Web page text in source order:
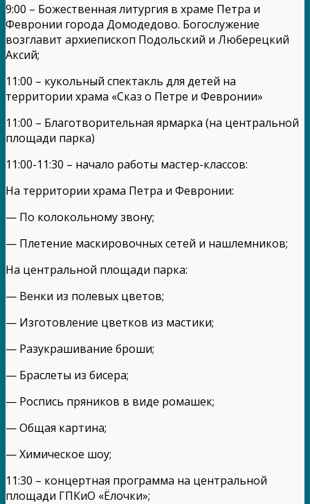
9:00 – Божественная литургия в храме Петра и
Февронии города Домодедово. Богослужение
возглавит архиепископ Подольский и Люберецкий
Аксий;
11:00 – кукольный спектакль для детей на
территории храма «Сказ о Петре и Февронии»
11:00 – Благотворительная ярмарка (на центральной
площади парка)
11:00-11:30 – начало работы мастер-классов:
На территории храма Петра и Февронии:
— По колокольному звону;
— Плетение маскировочных сетей и нашлемников;
На центральной площади парка:
— Венки из полевых цветов;
— Изготовление цветков из мастики;
— Разукрашивание броши;
— Браслеты из бисера;
— Роспись пряников в виде ромашек;
— Общая картина;
— Химическое шоу;
11:30 – концертная программа на центральной
площади ГПКиО «Ёлочки»;